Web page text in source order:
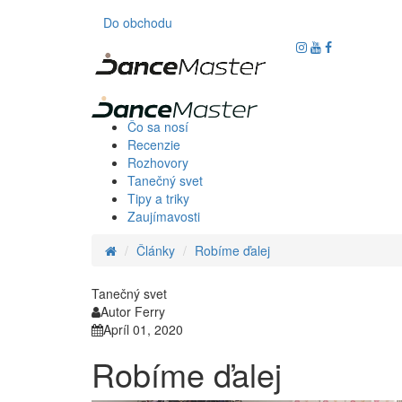
Do obchodu
Čo sa nosí
Recenzie
Rozhovory
Tanečný svet
Tipy a triky
Zaujímavosti
Články
Robíme ďalej
Tanečný svet
Autor Ferry
Apríl 01, 2020
Robíme ďalej